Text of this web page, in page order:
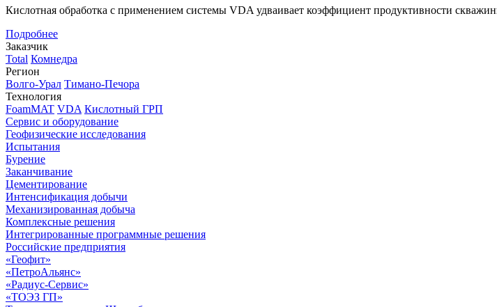
Кислотная обработка с применением системы VDA удваивает коэффициент продуктивности
Подробнее
Заказчик
Total Комнедра
Регион
Волго-Урал Тимано-Печора
Технология
FoamMAT VDA Кислотный ГРП
Сервис и оборудование
Геофизические исследования
Испытания
Бурение
Заканчивание
Цементирование
Интенсификация добычи
Механизированная добыча
Комплексные решения
Интегрированные программные решения
Российские предприятия
«Геофит»
«ПетроАльянс»
«Радиус-Сервис»
«ТОЭЗ ГП»